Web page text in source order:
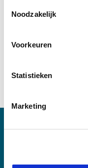
akkoord met het
Noodzakelijk
Voorkeuren
Statistieken
Marketing
werkelijke scenario
in het sediment. Alle
beslissingssysteem.
verontreinigende